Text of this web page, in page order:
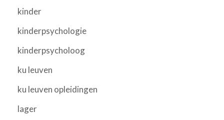
kinder
kinderpsychologie
kinderpsycholoog
ku leuven
ku leuven opleidingen
lager